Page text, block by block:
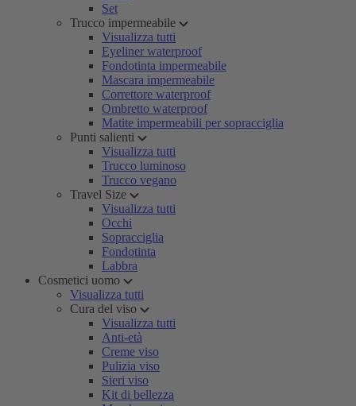
Set
Trucco impermeabile
Visualizza tutti
Eyeliner waterproof
Fondotinta impermeabile
Mascara impermeabile
Correttore waterproof
Ombretto waterproof
Matite impermeabili per sopracciglia
Punti salienti
Visualizza tutti
Trucco luminoso
Trucco vegano
Travel Size
Visualizza tutti
Occhi
Sopracciglia
Fondotinta
Labbra
Cosmetici uomo
Visualizza tutti
Cura del viso
Visualizza tutti
Anti-età
Creme viso
Pulizia viso
Sieri viso
Kit di bellezza